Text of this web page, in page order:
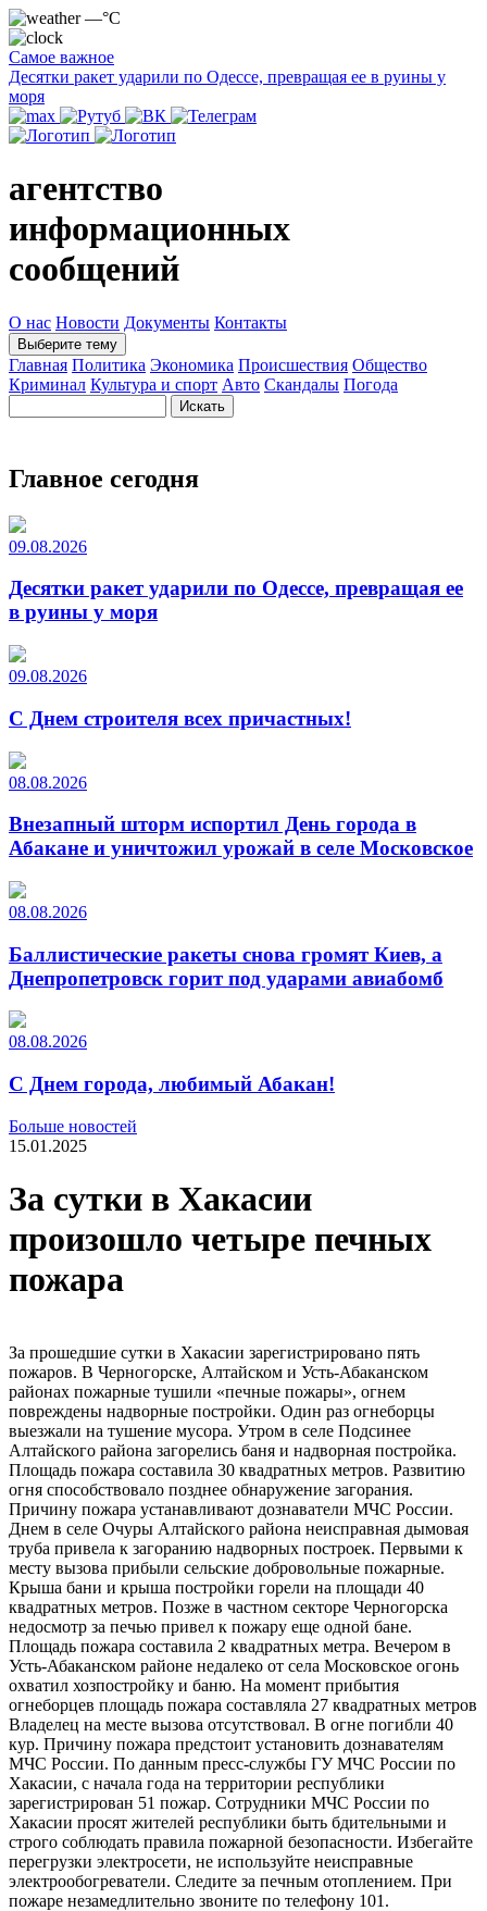
—°C
Самое важное
Десятки ракет ударили по Одессе, превращая ее в руины у
моря
агентство
информационных
сообщений
О нас Новости Документы Контакты
Выберите тему
Главная Политика Экономика Происшествия Общество
Криминал Культура и спорт Авто Скандалы Погода
Главное сегодня
09.08.2026
Десятки ракет ударили по Одессе, превращая ее
в руины у моря
09.08.2026
С Днем строителя всех причастных!
08.08.2026
Внезапный шторм испортил День города в
Абакане и уничтожил урожай в селе Московское
08.08.2026
Баллистические ракеты снова громят Киев, а
Днепропетровск горит под ударами авиабомб
08.08.2026
С Днем города, любимый Абакан!
Больше новостей
15.01.2025
За сутки в Хакасии
произошло четыре печных
пожара
За прошедшие сутки в Хакасии зарегистрировано пять
пожаров. В Черногорске, Алтайском и Усть-Абаканском
районах пожарные тушили «печные пожары», огнем
повреждены надворные постройки. Один раз огнеборцы
выезжали на тушение мусора. Утром в селе Подсинее
Алтайского района загорелись баня и надворная постройка.
Площадь пожара составила 30 квадратных метров. Развитию
огня способствовало позднее обнаружение загорания.
Причину пожара устанавливают дознаватели МЧС России.
Днем в селе Очуры Алтайского района неисправная дымовая
труба привела к загоранию надворных построек. Первыми к
месту вызова прибыли сельские добровольные пожарные.
Крыша бани и крыша постройки горели на площади 40
квадратных метров. Позже в частном секторе Черногорска
недосмотр за печью привел к пожару еще одной бане.
Площадь пожара составила 2 квадратных метра. Вечером в
Усть-Абаканском районе недалеко от села Московское огонь
охватил хозпостройку и баню. На момент прибытия
огнеборцев площадь пожара составляла 27 квадратных метров
Владелец на месте вызова отсутствовал. В огне погибли 40
кур. Причину пожара предстоит установить дознавателям
МЧС России. По данным пресс-службы ГУ МЧС России по
Хакасии, с начала года на территории республики
зарегистрирован 51 пожар. Сотрудники МЧС России по
Хакасии просят жителей республики быть бдительными и
строго соблюдать правила пожарной безопасности. Избегайте
перегрузки электросети, не используйте неисправные
электрообогреватели. Следите за печным отоплением. При
пожаре незамедлительно звоните по телефону 101.